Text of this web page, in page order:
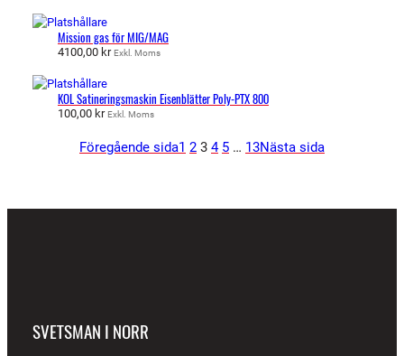
Mission gas för MIG/MAG
4100,00 kr Exkl. Moms
KOL Satineringsmaskin Eisenblätter Poly-PTX 800
100,00 kr Exkl. Moms
Föregående sida1 2 3 4 5 … 13Nästa sida
SVETSMAN I NORR